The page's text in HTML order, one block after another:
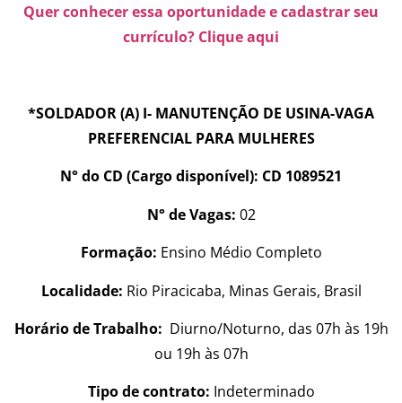
Quer conhecer essa oportunidade e cadastrar seu
currículo? Clique aqui
*SOLDADOR (A) I- MANUTENÇÃO DE USINA-VAGA
PREFERENCIAL PARA MULHERES
N° do CD (Cargo disponível): CD 1089521
N° de Vagas: 02
Formação: Ensino Médio Completo
Localidade: Rio Piracicaba, Minas Gerais, Brasil
Horário de Trabalho: Diurno/Noturno, das 07h às 19h
ou 19h às 07h
Tipo de contrato: Indeterminado